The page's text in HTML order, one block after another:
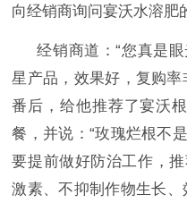
向经销商询问宴沃水溶肥
经销商道：“您真是
星产品，效果好，复购率
番后，给他推荐了宴沃
餐，并说：“玫瑰烂根不
要提前做好防治工作，
激素、不抑制作物生长